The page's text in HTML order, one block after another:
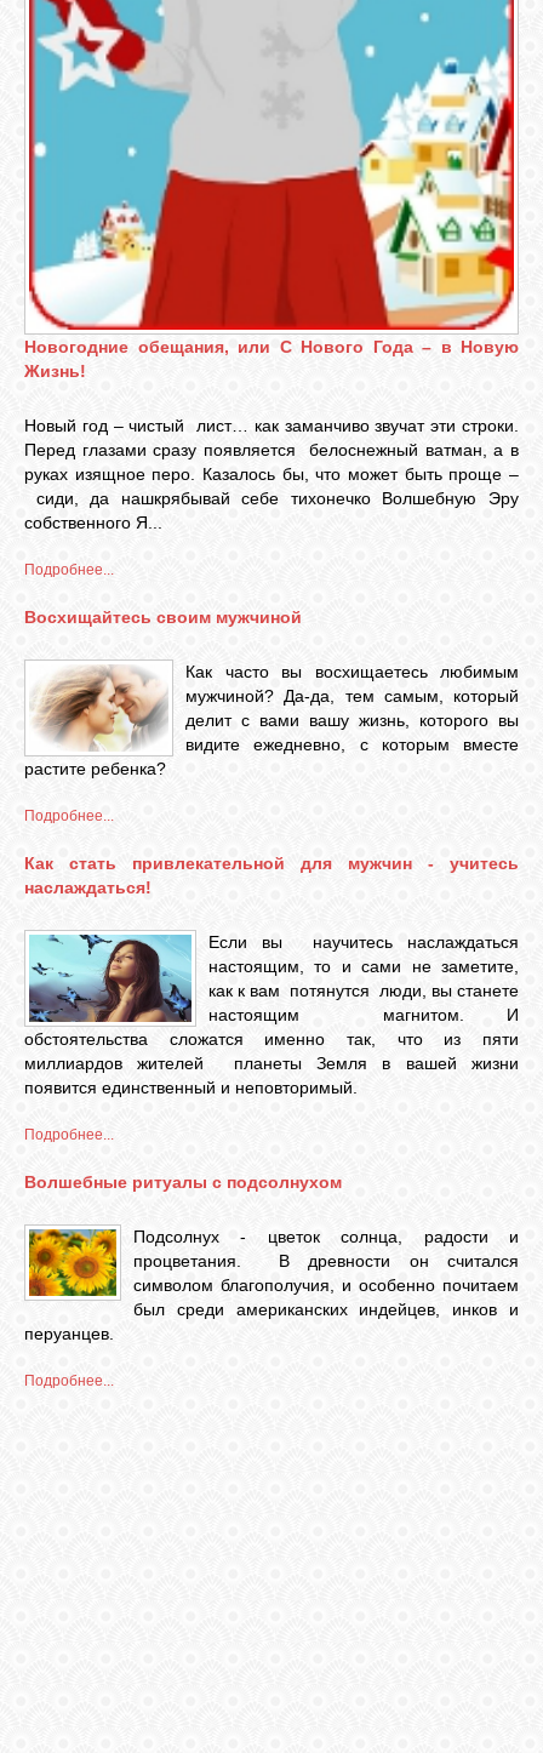
Новогодние обещания, или С Нового Года – в Новую
Жизнь!
Новый год – чистый лист… как заманчиво звучат эти строки.
Перед глазами сразу появляется белоснежный ватман, а в
руках изящное перо. Казалось бы, что может быть проще –
сиди, да нашкрябывай себе тихонечко Волшебную Эру
собственного Я...
Подробнее...
Восхищайтесь своим мужчиной
Как часто вы восхищаетесь любимым
мужчиной? Да-да, тем самым, который
делит с вами вашу жизнь, которого вы
видите ежедневно, с которым вместе
растите ребенка?
Подробнее...
Как стать привлекательной для мужчин - учитесь
наслаждаться!
Если вы научитесь наслаждаться
настоящим, то и сами не заметите,
как к вам потянутся люди, вы станете
настоящим магнитом. И
обстоятельства сложатся именно так, что из пяти
миллиардов жителей планеты Земля в вашей жизни
появится единственный и неповторимый.
Подробнее...
Волшебные ритуалы с подсолнухом
Подсолнух - цветок солнца, радости и
процветания. В древности он считался
символом благополучия, и особенно почитаем
был среди американских индейцев, инков и
перуанцев.
Подробнее...